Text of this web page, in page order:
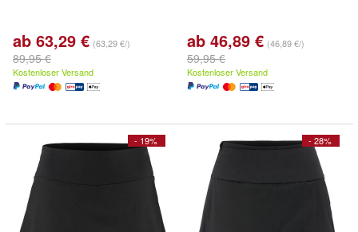
ab 63,29 € (63,29 €/)
89,95 €
Kostenloser Versand
ab 46,89 € (46,89 €/)
59,95 €
Kostenloser Versand
- 19% - 28%